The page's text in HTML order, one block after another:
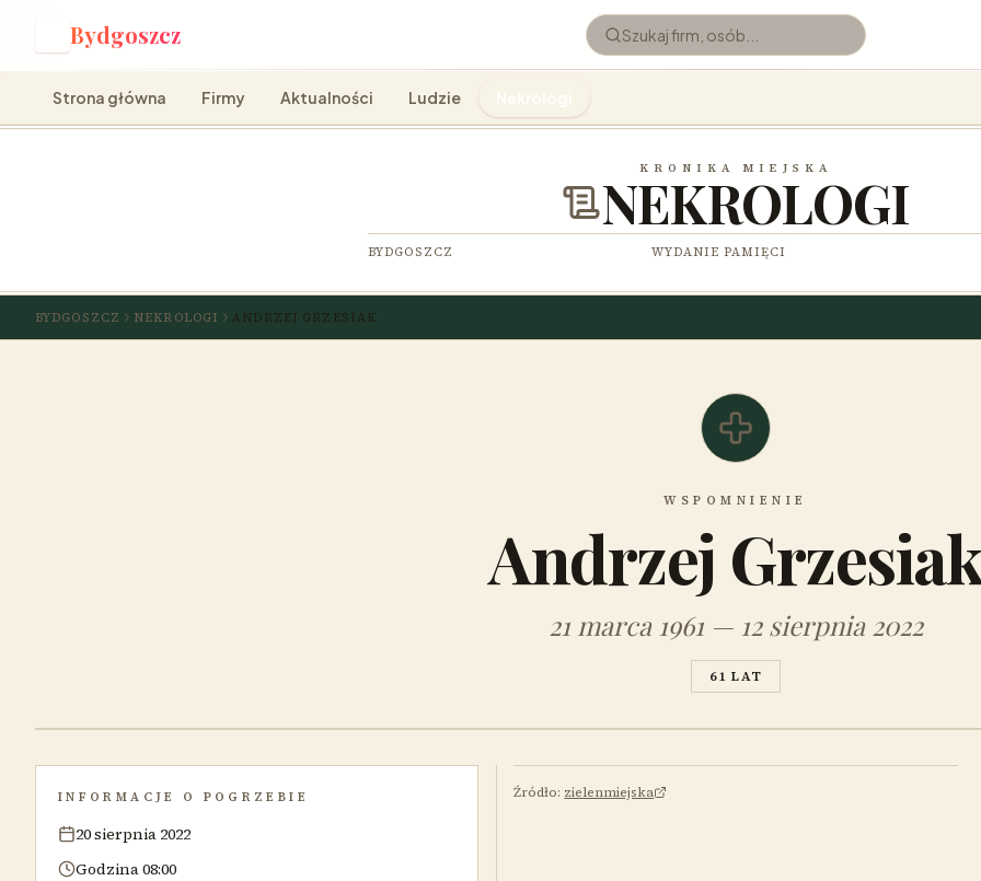
Bydgoszcz
Strona główna Firmy Aktualności Ludzie Nekrologi
KRONIKA MIEJSKA
NEKROLOGI
BYDGOSZCZ WYDANIE PAMIĘCI
BYDGOSZCZ NEKROLOGI ANDRZEJ GRZESIAK
WSPOMNIENIE
Andrzej
21 marca 1961 — 12 sierpnia 2022
61 LAT
INFORMACJE O POGRZEBIE
20 sierpnia 2022
Godzina 08:00
Źródło: zielenmiejska